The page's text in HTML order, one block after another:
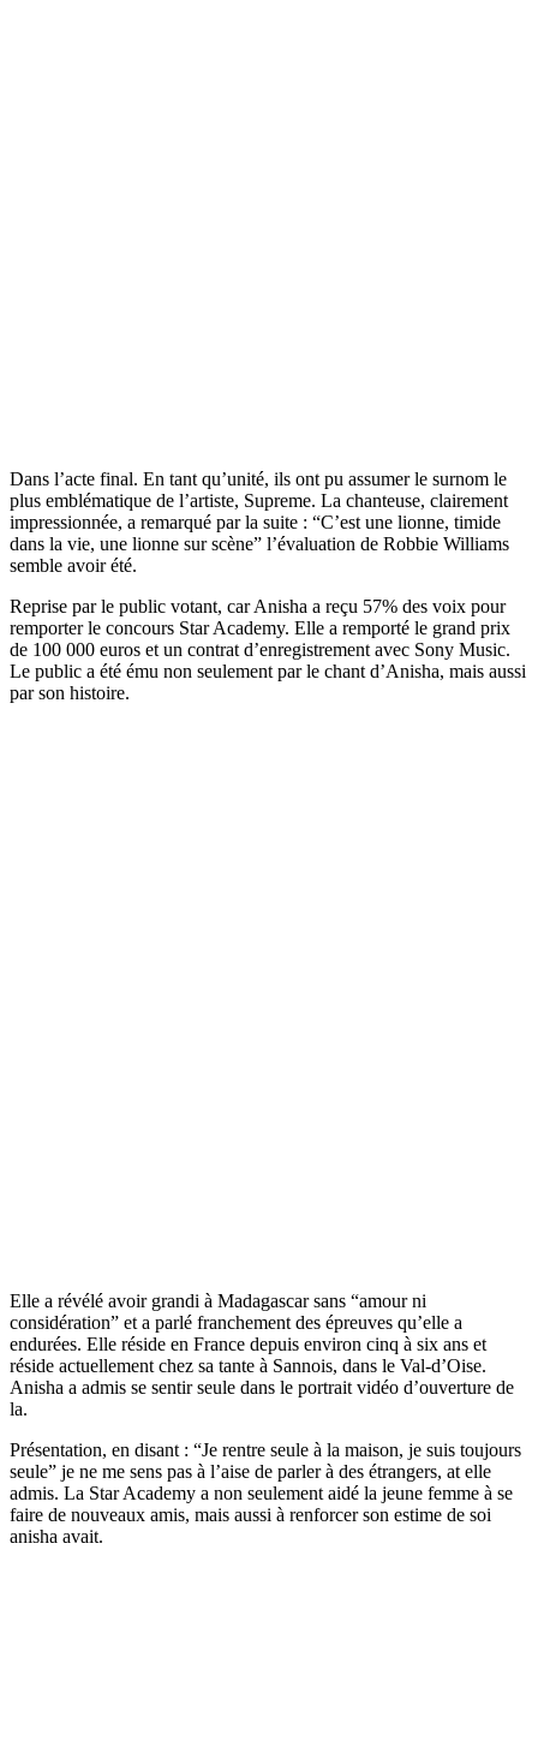
Dans l’acte final. En tant qu’unité, ils ont pu assumer le surnom le
plus emblématique de l’artiste, Supreme. La chanteuse, clairement
impressionnée, a remarqué par la suite : “C’est une lionne, timide
dans la vie, une lionne sur scène” l’évaluation de Robbie Williams
semble avoir été.
Reprise par le public votant, car Anisha a reçu 57% des voix pour
remporter le concours Star Academy. Elle a remporté le grand prix
de 100 000 euros et un contrat d’enregistrement avec Sony Music.
Le public a été ému non seulement par le chant d’Anisha, mais aussi
par son histoire.
Elle a révélé avoir grandi à Madagascar sans “amour ni
considération” et a parlé franchement des épreuves qu’elle a
endurées. Elle réside en France depuis environ cinq à six ans et
réside actuellement chez sa tante à Sannois, dans le Val-d’Oise.
Anisha a admis se sentir seule dans le portrait vidéo d’ouverture de
la.
Présentation, en disant : “Je rentre seule à la maison, je suis toujours
seule” je ne me sens pas à l’aise de parler à des étrangers, at elle
admis. La Star Academy a non seulement aidé la jeune femme à se
faire de nouveaux amis, mais aussi à renforcer son estime de soi
anisha avait.